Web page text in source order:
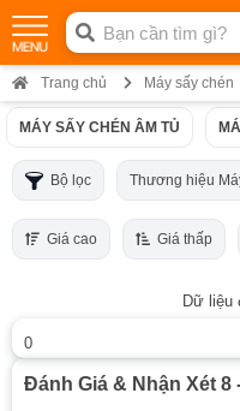
Trang chủ Máy sấy chén
MÁY SẤY CHÉN ÂM TỦ
Bộ lọc Thương hiệu
Giá cao Giá thấp
Dữ liệu
0
Đánh Giá & Nhận Xét 8